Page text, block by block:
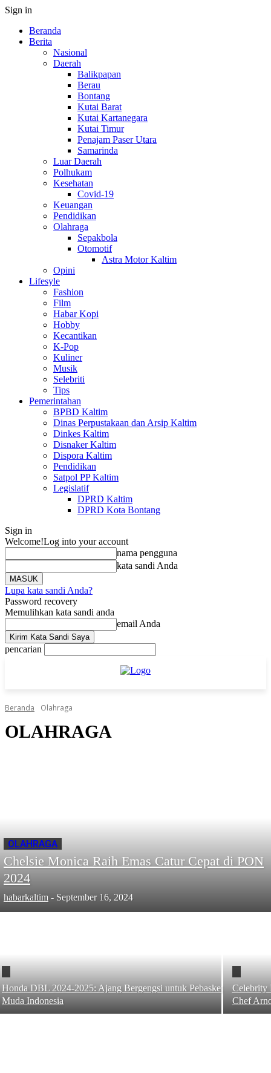
Sign in
Beranda
Berita
Nasional
Daerah
Balikpapan
Berau
Bontang
Kutai Barat
Kutai Kartanegara
Kutai Timur
Penajam Paser Utara
Samarinda
Luar Daerah
Polhukam
Kesehatan
Covid-19
Keuangan
Pendidikan
Olahraga
Sepakbola
Otomotif
Astra Motor Kaltim
Opini
Lifesyle
Fashion
Film
Habar Kopi
Hobby
Kecantikan
K-Pop
Kuliner
Musik
Selebriti
Tips
Pemerintahan
BPBD Kaltim
Dinas Perpustakaan dan Arsip Kaltim
Dinkes Kaltim
Disnaker Kaltim
Dispora Kaltim
Pendidikan
Satpol PP Kaltim
Legislatif
DPRD Kaltim
DPRD Kota Bontang
Sign in
Welcome!Log into your account
nama pengguna
kata sandi Anda
Lupa kata sandi Anda?
Password recovery
Memulihkan kata sandi anda
email Anda
pencarian
Beranda Olahraga
OLAHRAGA
OLAHRAGA
Chelsie Monica Raih Emas Catur Cepat di PON
2024
habarkaltim - September 16, 2024
Honda DBL 2024-2025: Ajang Bergengsi untuk Pebasket
Muda Indonesia
Celebrity
Chef